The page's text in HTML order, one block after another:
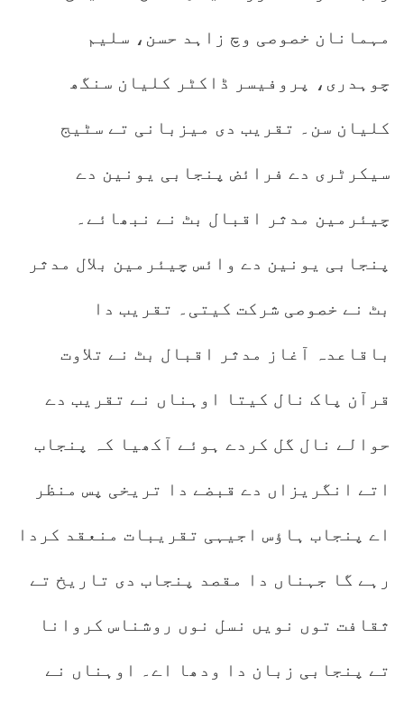
مہمانان خصوصی وچ زاہد حسن، سلیم
چوہدری، پروفیسر ڈاکٹر کلیان سنگھ
کلیان سن۔ تقریب دی میزبانی تے سٹیج
سیکرٹری دے فرائض پنجابی یونین دے
چیئرمین مدثر اقبال بٹ نے نبھائے۔
پنجابی یونین دے وائس چیئرمین بلال مدثر
بٹ نے خصوصی شرکت کیتی۔ تقریب دا
باقاعدہ آغاز مدثر اقبال بٹ نے تلاوت
قرآن پاک نال کیتا اوہناں نے تقریب دے
حوالے نال گل کردے ہوئے آکھیا کہ پنجاب
اتے انگریزاں دے قبضے دا تریخی پس منظر
اے پنجاب ہاؤس اجیہی تقریبات منعقد کردا
رہے گا جہناں دا مقصد پنجاب دی تاریخ تے
ثقافت توں نویں نسل نوں روشناس کروانا
تے پنجابی زبان دا ودھا اے۔ اوہناں نے